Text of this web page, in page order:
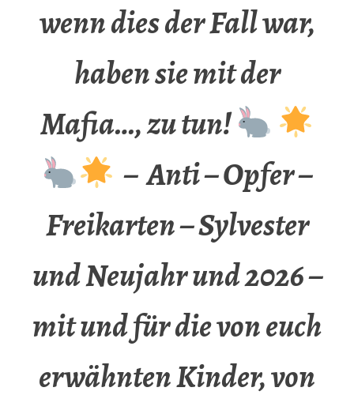
wenn dies der Fall war,
haben sie mit der
Mafia…, zu tun!
– Anti – Opfer –
Freikarten – Sylvester
und Neujahr und 2026 –
mit und für die von euch
erwähnten Kinder, von